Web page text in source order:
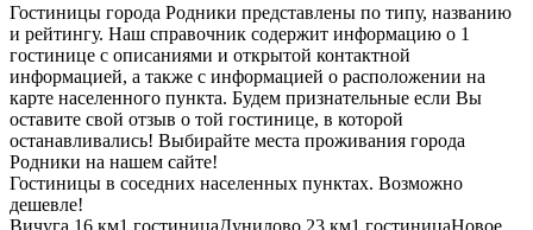
Гостиницы города Родники представлены по типу, названию
и рейтингу. Наш справочник содержит информацию о 1
гостинице с описаниями и открытой контактной
информацией, а также с информацией о расположении на
карте населенного пункта. Будем признательные если Вы
оставите свой отзыв о той гостинице, в которой
останавливались! Выбирайте места проживания города
Родники на нашем сайте!
Гостиницы в соседних населенных пунктах. Возможно
дешевле!
Вичуга 16 км1 гостиницаДунилово 23 км1 гостиницаНовое